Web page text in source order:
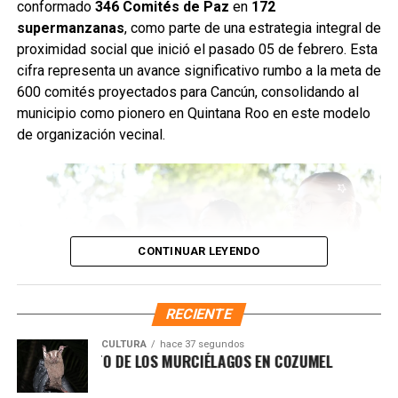
Supermanzana 235 se complementó la jornada con una
brigada de descacharrización para evitar la formación de
basureros clandestinos y promover la correcta
disposición de muebles, electrodomésticos y llantas.
Fuente: 5to Poder Agencia de Noticias
conformado 346 Comités de Paz en 172
supermanzanas, como parte de una estrategia integral de
proximidad social que inició el pasado 05 de febrero. Esta
cifra representa un avance significativo rumbo a la meta de
600 comités proyectados para Cancún, consolidando al
municipio como pionero en Quintana Roo en este modelo
de organización vecinal.
CONTINUAR LEYENDO
RECIENTE
CULTURA hace 37 segundos
MUNDO OCULTO DE LOS MURCIÉLAGOS EN COZUMEL